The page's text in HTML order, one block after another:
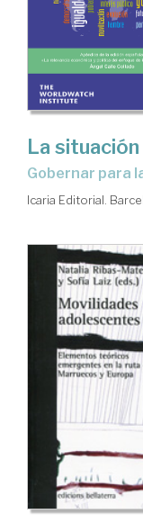
La
Gobernar para
Icaria Editorial.